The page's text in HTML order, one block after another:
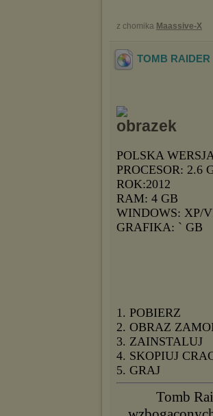
z chomika Maassive-X
TOMB RAIDER
POLSKA
PROCESOR: 2.6
ROK:2012
RAM: 4 GB
WINDOWS: XP/
GRAFIKA: ` GB
1. POBIERZ
2. OBRAZ
3. ZAINSTALUJ
4. SKOPIUJ
5. GRAJ
Tomb